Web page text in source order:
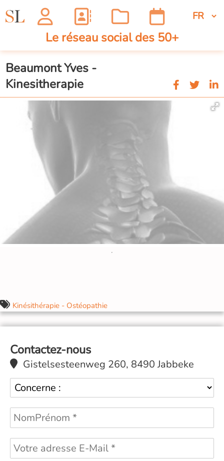
Le réseau social des 50+
Beaumont Yves -
Kinesitherapie
Kinésithérapie - Ostéopathie
Contactez-nous
Gistelsesteenweg 260, 8490 Jabbeke